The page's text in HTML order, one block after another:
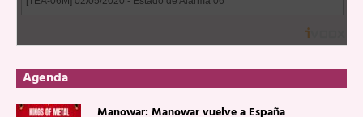
Agenda
Manowar: Manowar vuelve a España